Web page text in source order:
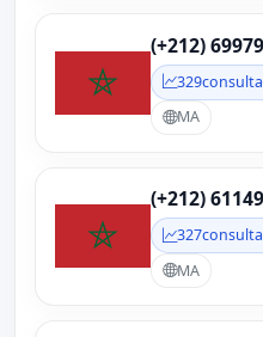
(+212)
329
MA
(+212)
327
MA